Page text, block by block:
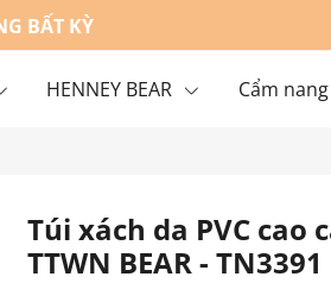
BẤT KỲ
HENNEY BEAR Cẩm nang
Túi xách da PVC cao
TTWN BEAR - TN3391